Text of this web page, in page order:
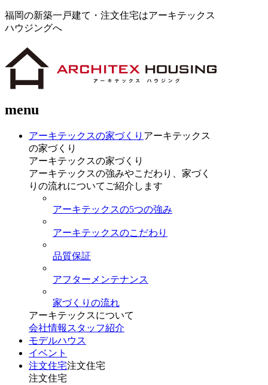
福岡の新築一戸建て・注文住宅はアーキテックス
ハウジングへ
menu
アーキテックスの家づくり アーキテックス
の家づくり
アーキテックスの家づくり
アーキテックスの強みやこだわり、家づく
りの流れについてご紹介します
アーキテックスの5つの強み
アーキテックスのこだわり
品質保証
アフターメンテナンス
家づくりの流れ
アーキテックスについて
会社情報 スタッフ紹介
モデルハウス
イベント
注文住宅注文住宅
注文住宅